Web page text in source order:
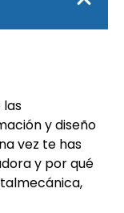
las
y diseño
vez te has
y por qué